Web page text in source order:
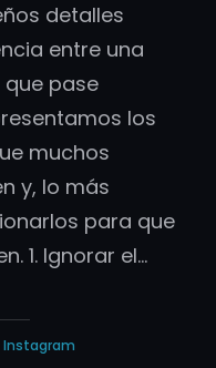
detalles
entre una
pase
los
muchos
y, lo más
para que
1. Ignorar el…
Instagram